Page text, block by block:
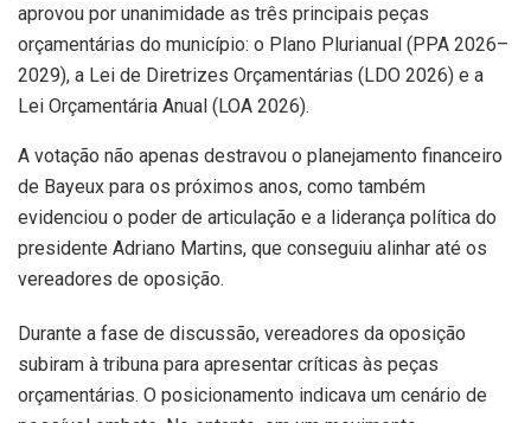
aprovou por unanimidade as três principais peças
orçamentárias do município: o Plano Plurianual (PPA 2026–
2029), a Lei de Diretrizes Orçamentárias (LDO 2026) e a
Lei Orçamentária Anual (LOA 2026).
A votação não apenas destravou o planejamento financeiro
de Bayeux para os próximos anos, como também
evidenciou o poder de articulação e a liderança política do
presidente Adriano Martins, que conseguiu alinhar até os
vereadores de oposição.
Durante a fase de discussão, vereadores da oposição
subiram à tribuna para apresentar críticas às peças
orçamentárias. O posicionamento indicava um cenário de